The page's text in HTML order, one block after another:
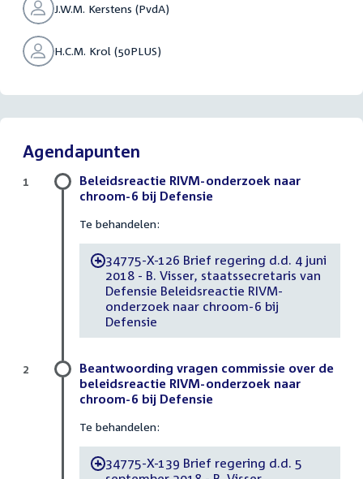
J.W.M. Kerstens (PvdA)
H.C.M. Krol (50PLUS)
Agendapunten
Beleidsreactie RIVM-onderzoek naar
chroom-6 bij Defensie
Te behandelen:
-34775-X-126 Brief regering d.d. 4 juni
2018 - B. Visser, staatssecretaris van
Defensie Beleidsreactie RIVM-
onderzoek naar chroom-6 bij
Defensie
1
Beantwoording vragen commissie over de
beleidsreactie RIVM-onderzoek naar
chroom-6 bij Defensie
Te behandelen:
-34775-X-139 Brief regering d.d. 5
2